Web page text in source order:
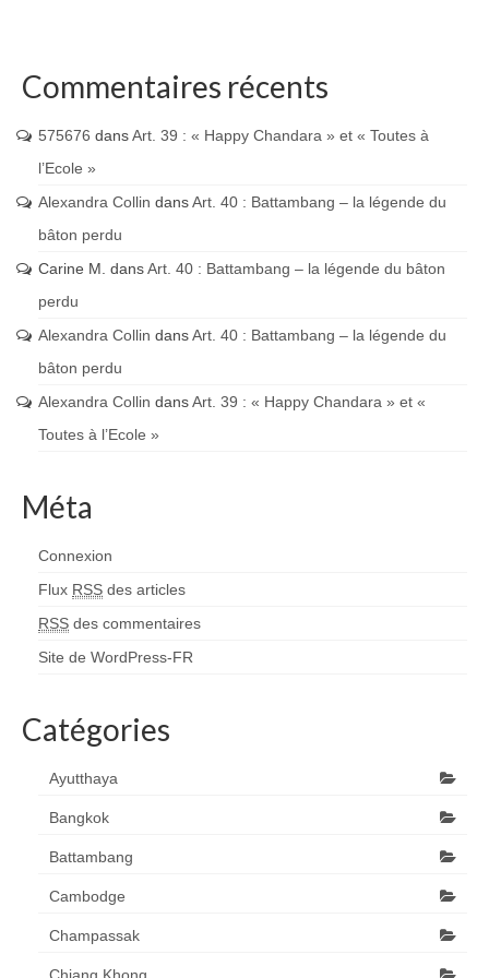
Commentaires récents
575676 dansArt. 39 : « Happy Chandara » et « Toutes à
l’Ecole »
Alexandra Collin dansArt. 40 : Battambang – la légende du
bâton perdu
Carine M. dansArt. 40 : Battambang – la légende du bâton
perdu
Alexandra Collin dansArt. 40 : Battambang – la légende du
bâton perdu
Alexandra Collin dansArt. 39 : « Happy Chandara » et «
Toutes à l’Ecole »
Méta
Connexion
Flux RSS des articles
RSS des commentaires
Site de WordPress-FR
Catégories
Ayutthaya
Bangkok
Battambang
Cambodge
Champassak
Chiang Khong